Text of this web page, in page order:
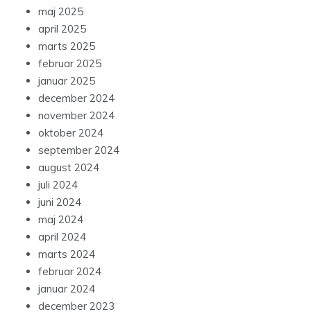
maj 2025
april 2025
marts 2025
februar 2025
januar 2025
december 2024
november 2024
oktober 2024
september 2024
august 2024
juli 2024
juni 2024
maj 2024
april 2024
marts 2024
februar 2024
januar 2024
december 2023